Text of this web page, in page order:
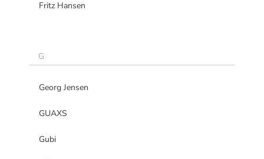
Fritz Hansen
G
Georg Jensen
GUAXS
Gubi